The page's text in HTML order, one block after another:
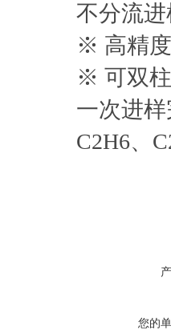
不分流
※ 高精
※ 可双
一次进样
C2H6、
您的